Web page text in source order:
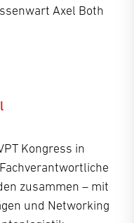
Axel Both
Kongress in
zusammen – mit
und Networking